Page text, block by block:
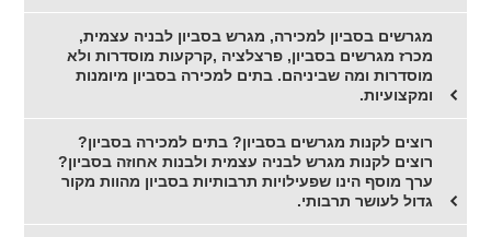
מגרשים בסביון למכירה, מגרש בסביון לבניה עצמית,
מכרז מגרשים בסביון, פרצלציה ,קרקעות מוסדרות ולא
מוסדרות ומה שביניהם. בתים למכירה בסביון מיומנות
ומקצועיות.
רוצים לקנות מגרשים בסביון? בתים למכירה בסביון?
רוצים לקנות מגרש לבניה עצמית ולבנות אחוזה בסביון?
ערך מוסף הינו שפעילויות תרבותיות בסביון מהוות מקור
גדול לעושר תרבותי.